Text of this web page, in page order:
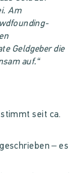
Am
Geldgeber die
auf.“
seit ca.
– es